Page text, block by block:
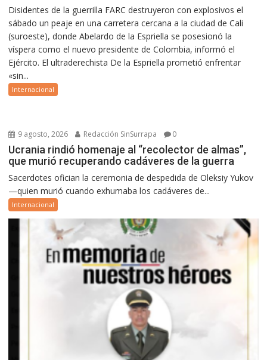
Disidentes de la guerrilla FARC destruyeron con explosivos el
sábado un peaje en una carretera cercana a la ciudad de Cali
(suroeste), donde Abelardo de la Espriella se posesionó la
víspera como el nuevo presidente de Colombia, informó el
Ejército. El ultraderechista De la Espriella prometió enfrentar
«sin...
Internacional
9 agosto, 2026 Redacción SinSurrapa 0
Ucrania rindió homenaje al “recolector de almas”,
que murió recuperando cadáveres de la guerra
Sacerdotes ofician la ceremonia de despedida de Oleksiy Yukov
—quien murió cuando exhumaba los cadáveres de...
Internacional